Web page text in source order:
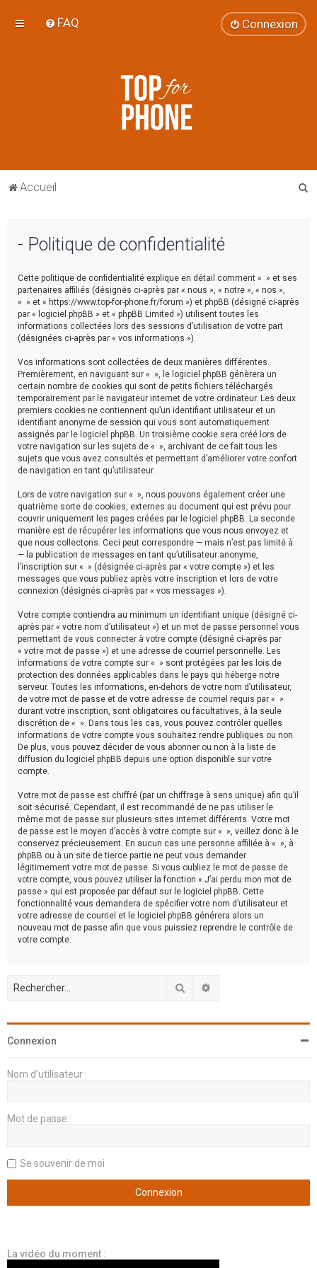
FAQ Connexion
Accueil
- Politique de confidentialité
Cette politique de confidentialité explique en détail comment « » et ses
partenaires affiliés (désignés ci-après par « nous », « notre », « nos »,
« » et « https://www.top-for-phone.fr/forum ») et phpBB (désigné ci-après
par « logiciel phpBB » et « phpBB Limited ») utilisent toutes les
informations collectées lors des sessions d’utilisation de votre part
(désignées ci-après par « vos informations »).
Vos informations sont collectées de deux manières différentes.
Premièrement, en naviguant sur « », le logiciel phpBB génèrera un
certain nombre de cookies qui sont de petits fichiers téléchargés
temporairement par le navigateur internet de votre ordinateur. Les deux
premiers cookies ne contiennent qu’un identifiant utilisateur et un
identifiant anonyme de session qui vous sont automatiquement
assignés par le logiciel phpBB. Un troisième cookie sera créé lors de
votre navigation sur les sujets de « », archivant de ce fait tous les
sujets que vous avez consultés et permettant d’améliorer votre confort
de navigation en tant qu’utilisateur.
Lors de votre navigation sur « », nous pouvons également créer une
quatrième sorte de cookies, externes au document qui est prévu pour
couvrir uniquement les pages créées par le logiciel phpBB. La seconde
manière est de récupérer les informations que vous nous envoyez et
que nous collectons. Ceci peut correspondre — mais n’est pas limité à
— la publication de messages en tant qu’utilisateur anonyme,
l’inscription sur « » (désignée ci-après par « votre compte ») et les
messages que vous publiez après votre inscription et lors de votre
connexion (désignés ci-après par « vos messages »).
Votre compte contiendra au minimum un identifiant unique (désigné ci-
après par « votre nom d’utilisateur ») et un mot de passe personnel vous
permettant de vous connecter à votre compte (désigné ci-après par
« votre mot de passe ») et une adresse de courriel personnelle. Les
informations de votre compte sur « » sont protégées par les lois de
protection des données applicables dans le pays qui héberge notre
serveur. Toutes les informations, en-dehors de votre nom d’utilisateur,
de votre mot de passe et de votre adresse de courriel requis par « »
durant votre inscription, sont obligatoires ou facultatives, à la seule
discrétion de « ». Dans tous les cas, vous pouvez contrôler quelles
informations de votre compte vous souhaitez rendre publiques ou non.
De plus, vous pouvez décider de vous abonner ou non à la liste de
diffusion du logiciel phpBB depuis une option disponible sur votre
compte.
Votre mot de passe est chiffré (par un chiffrage à sens unique) afin qu’il
soit sécurisé. Cependant, il est recommandé de ne pas utiliser le
même mot de passe sur plusieurs sites internet différents. Votre mot
de passe est le moyen d’accès à votre compte sur « », veillez donc à le
conservez précieusement. En aucun cas une personne affiliée à « », à
phpBB ou à un site de tierce partie ne peut vous demander
légitimement votre mot de passe. Si vous oubliez le mot de passe de
votre compte, vous pouvez utiliser la fonction « J’ai perdu mon mot de
passe » qui est proposée par défaut sur le logiciel phpBB. Cette
fonctionnalité vous demandera de spécifier votre nom d’utilisateur et
votre adresse de courriel et le logiciel phpBB générera alors un
nouveau mot de passe afin que vous puissiez reprendre le contrôle de
votre compte.
Rechercher
Connexion
Nom d’utilisateur :
Mot de passe :
Se souvenir de moi
La vidéo du moment :